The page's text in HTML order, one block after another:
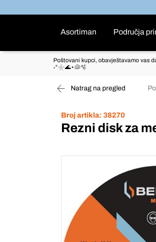
Asortiman Područja
Poštovani kupci, obavještavamo vas
˖°𓇼🌊⋆🐚🫧
Natrag na pregled
Broj artikla: 38270
Rezni disk za